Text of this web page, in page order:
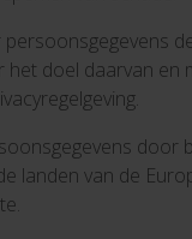
persoonsgegevens
het doel daarvan en
door
landen van de